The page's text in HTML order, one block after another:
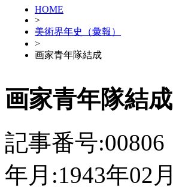
HOME
>
美術界年史（彙報）
>
画家青年隊結成
画家青年隊結成
記事番号:00806
年月:1943年02月